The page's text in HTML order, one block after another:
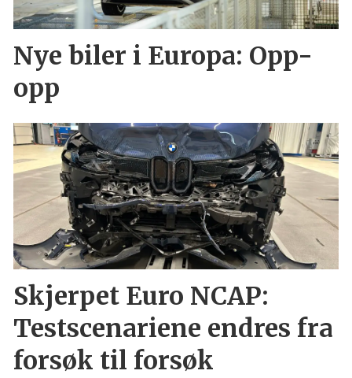
Nye biler i Europa: Opp-
opp
Skjerpet Euro NCAP:
Testscenariene endres fra
forsøk til forsøk